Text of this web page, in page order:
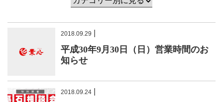
2018.09.29
平成30年9月30日（日）営業時間のお
知らせ
2018.09.24